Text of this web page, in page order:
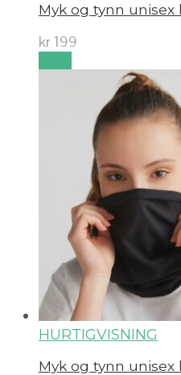
Myk og tynn unisex
kr 199
HURTIGVISNING
Myk og tynn unisex